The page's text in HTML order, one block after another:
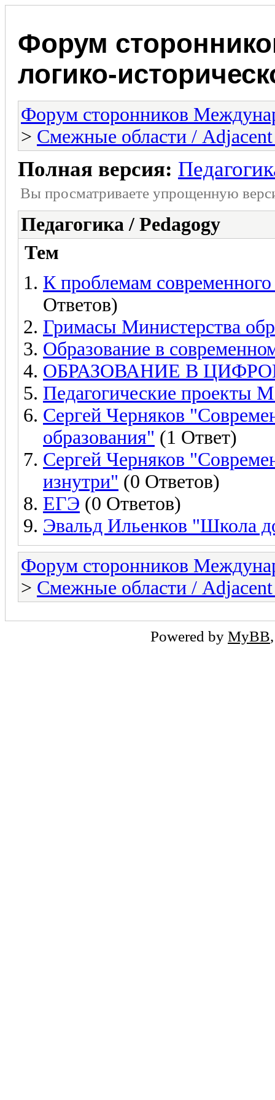
Форум
логико-
Форум сторонников
> Смежные области /
Полная версия:
Вы просматриваете yпpощеннyю
Педагогика / Pedagogy
Тем
К проблемам
Ответов)
Гримасы Министерства
Образование в
ОБРАЗОВАНИЕ В
Педагогические проекты
Сергей Черняков
образования" (1 Ответ)
Сергей Черняков
изнутри" (0 Ответов)
ЕГЭ (0 Ответов)
Эвальд Ильенков "Школа
Форум сторонников
> Смежные области /
Powered by MyBB